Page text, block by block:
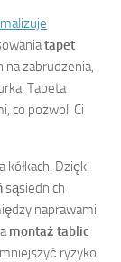
tapet
zabrudzenia,
Tapeta
co pozwoli Ci
kółkach. Dzięki
sąsiednich
naprawami.
montaż tablic
ryzyko